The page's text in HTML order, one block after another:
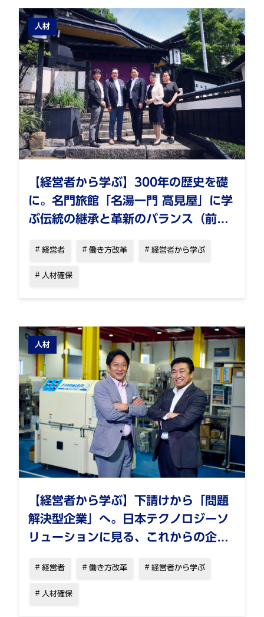
人材
【経営者から学ぶ】300年の歴史を礎
に。名門旅館「名湯一門 高見屋」に学
ぶ伝統の継承と革新のバランス（前
経営者 働き方改革 経営者から学ぶ
人材確保
人材
【経営者から学ぶ】下請けから「問題
解決型企業」へ。日本テクノロジーソ
リューションに見る、これからの企業
経営者 働き方改革 経営者から学ぶ
人材確保